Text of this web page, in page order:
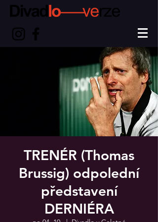
TRENÉR (Thomas
Brussig) odpolední
představení
DERNIÉRA